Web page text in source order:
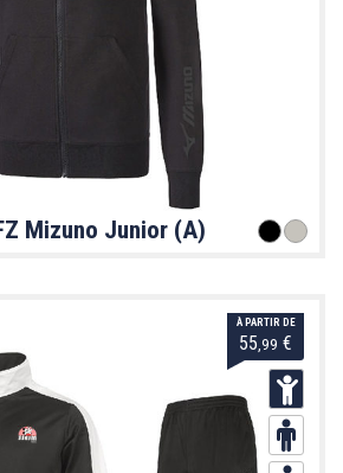
Mizuno Junior (A)
À PARTIR DE
55 ,99 €